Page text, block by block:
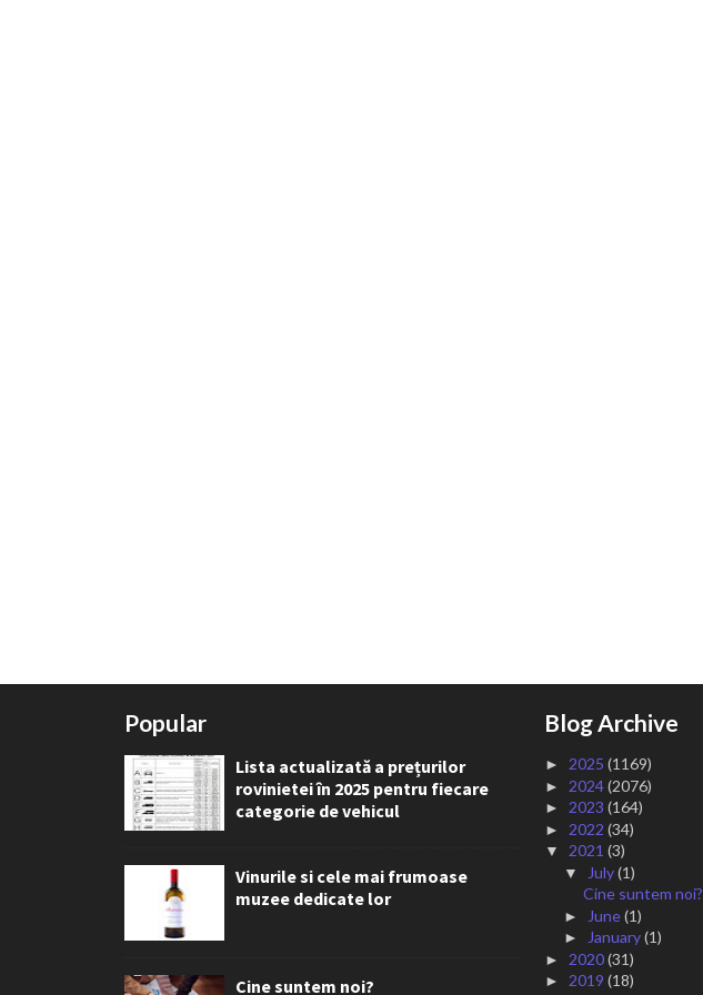
Popular
Lista actualizată a prețurilor
rovinietei în 2025 pentru fiecare
categorie de vehicul
Vinurile si cele mai frumoase
muzee dedicate lor
Cine suntem noi?
Blog Archive
► 2025 (1169)
► 2024(2076)
► 2023 (164)
► 2022 (34)
▼ 2021 (3)
▼ July(1)
Cine suntem noi?
► June(1)
► January(1)
► 2020(31)
► 2019 (18)